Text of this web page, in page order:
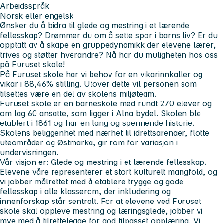
Arbeidsspråk
Norsk eller engelsk
Ønsker du å bidra til glede og mestring i et lærende
fellesskap? Drømmer du om å sette spor i barns liv? Er du
opptatt av å skape en gruppedynamikk der elevene lærer,
trives og støtter hverandre? Nå har du muligheten hos oss
på Furuset skole!
På Furuset skole har vi behov for en vikarinnkaller og
vikar i 88,46% stilling. Utover dette vil personen som
tilsettes være en del av skolens miljøteam.
Furuset skole er en barneskole med rundt 270 elever og
om lag 60 ansatte, som ligger i Alna bydel. Skolen ble
etablert i 1861 og har en lang og spennende historie.
Skolens beliggenhet med nærhet til idrettsarenaer, flotte
uteområder og Østmarka, gir rom for variasjon i
undervisningen.
Vår visjon er: Glede og mestring i et lærende fellesskap.
Elevene våre representerer et stort kulturelt mangfold, og
vi jobber målrettet med å etablere trygge og gode
fellesskap i alle klasserom, der inkludering og
innenforskap står sentralt. For at elevene ved Furuset
skole skal oppleve mestring og læringsglede, jobber vi
mye med å tilrettelegge for god tilpasset opplæring. Vi